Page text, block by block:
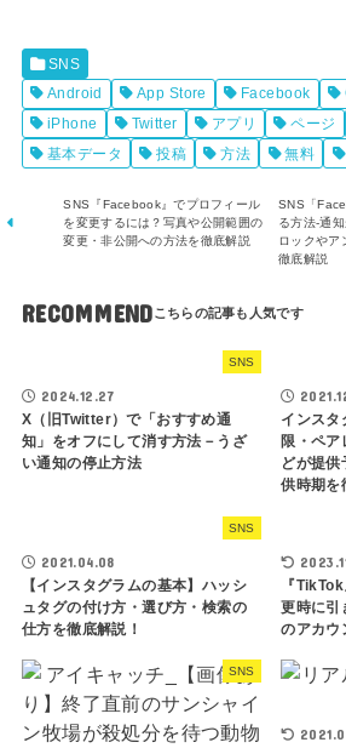
SNS
Android
App Store Facebook
iPhone
Twitter アプリ ページ
基本データ
投稿 方法 無料
SNS『Facebook』でプロフィール
を変更するには？写真や公開範囲の
変更・非公開への方法を徹底解説
SNS「
る方法-通
ロックやア
徹底解説
RECOMMEND
SNS
2024.12.27
X（旧Twitter）で「おすすめ通
知」をオフにして消す方法－うざ
い通知の停止方法
インスタ
限・ペ
どが提
供時期を
SNS
2021.04.08
【インスタグラムの基本】ハッシ
ュタグの付け方・選び方・検索の
仕方を徹底解説！
『
更時に引
のアカウ
SNS